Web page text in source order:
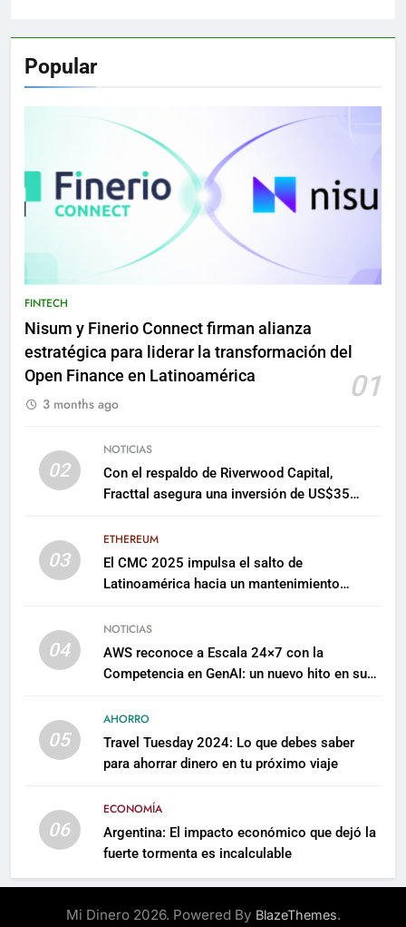
Popular
FINTECH
Nisum y Finerio Connect firman alianza
estratégica para liderar la transformación del
Open Finance en Latinoamérica
01
3 months ago
02
NOTICIAS
Con el respaldo de Riverwood Capital,
Fracttal asegura una inversión de US$35
03
ETHEREUM
El CMC 2025 impulsa el salto de
Latinoamérica hacia un mantenimiento
04
NOTICIAS
AWS reconoce a Escala 24×7 con la
Competencia en GenAI: un nuevo hito en su
05
AHORRO
Travel Tuesday 2024: Lo que debes saber
para ahorrar dinero en tu próximo viaje
06
ECONOMÍA
Argentina: El impacto económico que dejó la
fuerte tormenta es incalculable
Mi Dinero 2026. Powered By BlazeThemes.